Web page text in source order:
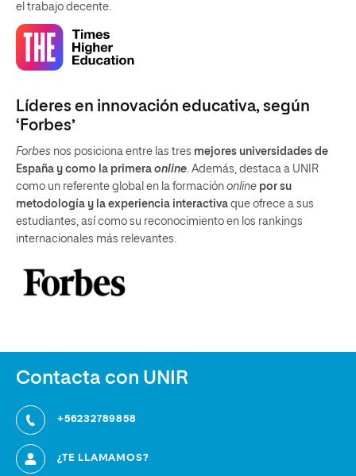
el trabajo decente.
Líderes en innovación educativa, según
‘Forbes’
Forbes nos posiciona entre las tres mejores universidades de
España y como la primera online. Además, destaca a UNIR
como un referente global en la formación online por su
metodología y la experiencia interactiva que ofrece a sus
estudiantes, así como su reconocimiento en los rankings
internacionales más relevantes.
Contacta con UNIR
+56232789858
¿TE LLAMAMOS?